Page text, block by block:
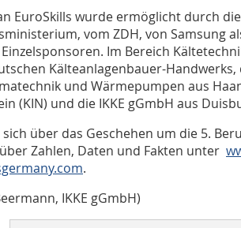
EuroSkills wurde ermöglicht durch
vom ZDH, von Samsung
Im Bereich
Kälteanlagenbauer-Handwerks,
und Wärmepumpen aus
(KIN) und die IKKE gGmbH aus
über das Geschehen um die 5.
Zahlen, Daten und Fakten unter
.
IKKE gGmbH)